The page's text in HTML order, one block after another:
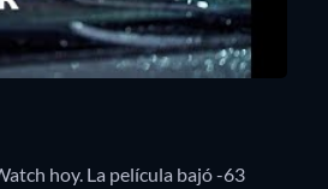
hoy. La película bajó -63